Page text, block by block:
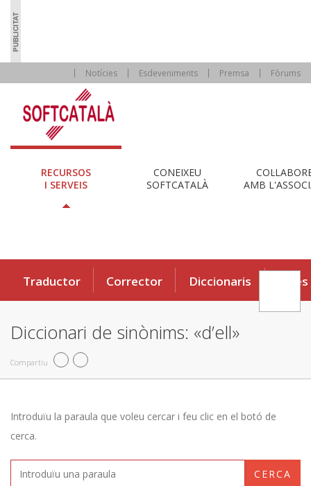
Notícies Esdeveniments Premsa Fòrums
RECURSOS
I SERVEIS
CONEIXEU
SOFTCATALÀ
AMB
Traductor Corrector Diccionaris Eines
Diccionari de sinònims: «d’ell»
Compartiu
Introduïu la paraula que voleu cercar i feu clic en el botó de
cerca.
CERCA